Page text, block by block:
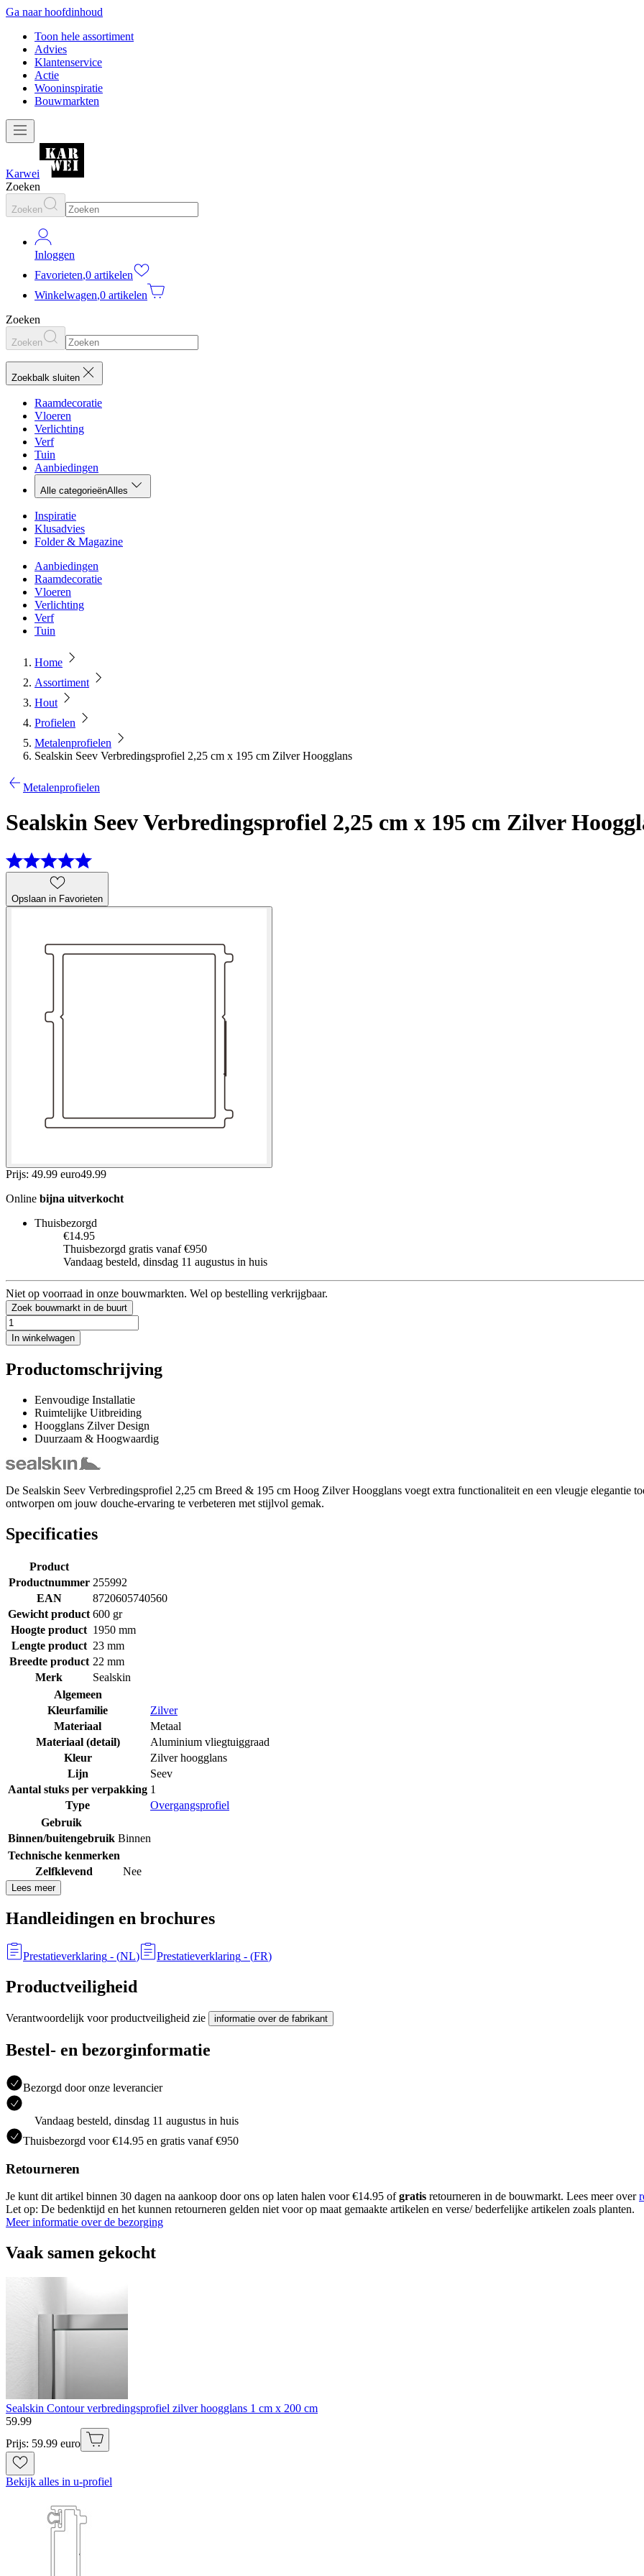
Ga naar hoofdinhoud
Toon hele assortiment
Advies
Klantenservice
Actie
Wooninspiratie
Bouwmarkten
Karwei
Zoeken
Zoeken
Inloggen
Favorieten,0 artikelen
Winkelwagen,0 artikelen
Zoeken
Zoeken
Zoekbalk sluiten
Raamdecoratie
Vloeren
Verlichting
Verf
Tuin
Aanbiedingen
Alle categorieënAlles
Inspiratie
Klusadvies
Folder & Magazine
Aanbiedingen
Raamdecoratie
Vloeren
Verlichting
Verf
Tuin
Home
Assortiment
Hout
Profielen
Metalenprofielen
Sealskin Seev Verbredingsprofiel 2,25 cm x 195 cm Zilver Hoogglans
Metalenprofielen
Sealskin Seev Verbredingsprofiel 2,25 cm x 195 cm Zilver
Opslaan in Favorieten
Prijs: 49.99 euro49.99
Online bijna uitverkocht
Thuisbezorgd
€14.95
Thuisbezorgd gratis vanaf €950
Vandaag besteld, dinsdag 11 augustus in huis
Niet op voorraad in onze bouwmarkten. Wel op bestelling verkrijgbaar.
Zoek bouwmarkt in de buurt
In winkelwagen
Productomschrijving
Eenvoudige Installatie
Ruimtelijke Uitbreiding
Hoogglans Zilver Design
Duurzaam & Hoogwaardig
De Sealskin Seev Verbredingsprofiel 2,25 cm Breed & 195 cm Hoog Zilver Hoogglans voegt extra functionaliteit en een vleugje elegantie
ontworpen om jouw douche-ervaring te verbeteren met stijlvol gemak.
Specificaties
Product
Productnummer 255992
EAN
8720605740560
Gewicht product 600 gr
Hoogte product 1950 mm
Lengte product 23 mm
Breedte product 22 mm
Merk
Sealskin
Algemeen
Kleurfamilie
Zilver
Materiaal
Metaal
Materiaal (detail)
Aluminium vliegtuiggraad
Kleur
Zilver hoogglans
Lijn
Seev
Aantal stuks per verpakking 1
Type
Overgangsprofiel
Gebruik
Binnen/buitengebruik Binnen
Technische kenmerken
Zelfklevend
Nee
Lees meer
Handleidingen en brochures
Prestatieverklaring - (NL) Prestatieverklaring - (FR)
Productveiligheid
Verantwoordelijk voor productveiligheid zie informatie over de fabrikant
Bestel- en bezorginformatie
Bezorgd door onze leverancier
Vandaag besteld, dinsdag 11 augustus in huis
Thuisbezorgd voor €14.95 en gratis vanaf €950
Retourneren
Je kunt dit artikel binnen 30 dagen na aankoop door ons op laten halen voor €14.95 ofgratis retourneren in de bouwmarkt. Lees meer over
Let op: De bedenktijd en het kunnen retourneren gelden niet voor op maat gemaakte artikelen en verse/ bederfelijke artikelen zoals planten.
Meer informatie over de bezorging
Vaak samen gekocht
Sealskin Contour verbredingsprofiel zilver hoogglans 1 cm x 200 cm
59.99
Prijs: 59.99 euro
Bekijk alles in u-profiel